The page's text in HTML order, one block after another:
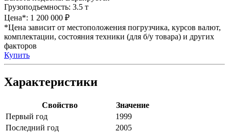
Грузоподъемность: 3.5 т
Цена*: 1 200 000 ₽
*Цена зависит от местоположения погрузчика, курсов валют,
комплектации, состояния техники (для б/у товара) и других
факторов
Купить
Характеристики
Свойство
Значение
Первый год
1999
Последний год
2005